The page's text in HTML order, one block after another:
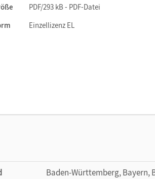
PDF/293 kB - PDF-Datei
Einzellizenz EL
Baden-Württemberg, Bayern,